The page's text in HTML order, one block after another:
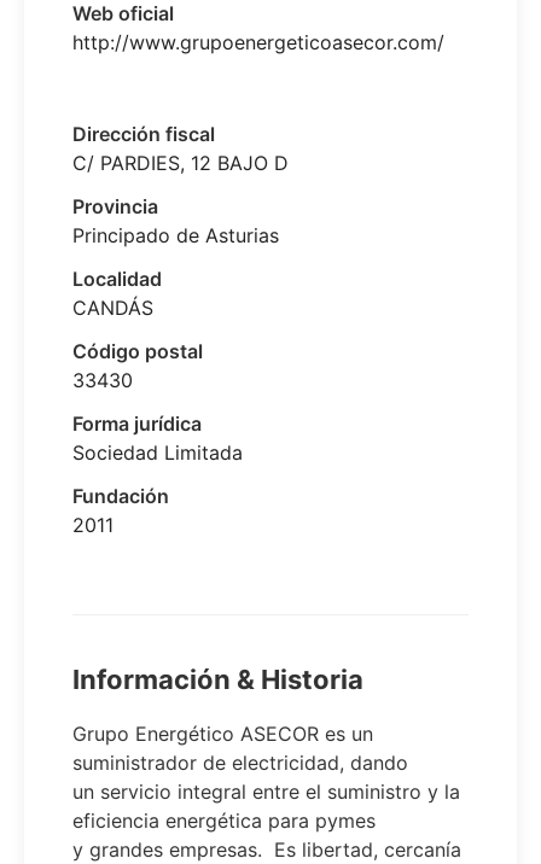
Web oficial
http://www.grupoenergeticoasecor.com/
Dirección fiscal
C/ PARDIES, 12 BAJO D
Provincia
Principado de Asturias
Localidad
CANDÁS
Código postal
33430
Forma jurídica
Sociedad Limitada
Fundación
2011
Información & Historia
Grupo Energético ASECOR es un
suministrador de electricidad, dando
un servicio integral entre el suministro y la
eficiencia energética para pymes
y grandes empresas. Es libertad, cercanía